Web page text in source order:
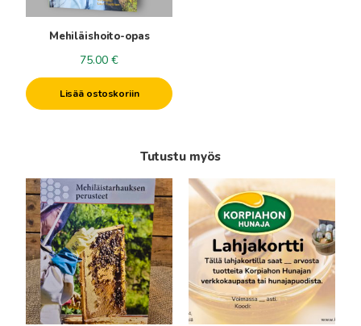
Mehiläishoito-opas
75.00 €
Lisää ostoskoriin
Tutustu myös